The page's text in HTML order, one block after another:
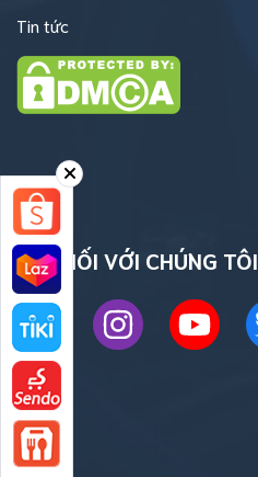
Tin tức
KẾT NỐI VỚI CHÚNG TÔI